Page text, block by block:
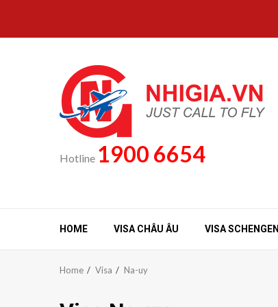
content
Hotline 1900 6654
HOME VISA CHÂU ÂU VISA SCHENGEN
Home Visa Na-uy